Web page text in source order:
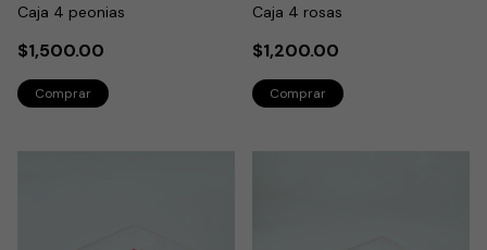
Caja 4 peonias
$1,500.00
Caja 4 rosas
$1,200.00